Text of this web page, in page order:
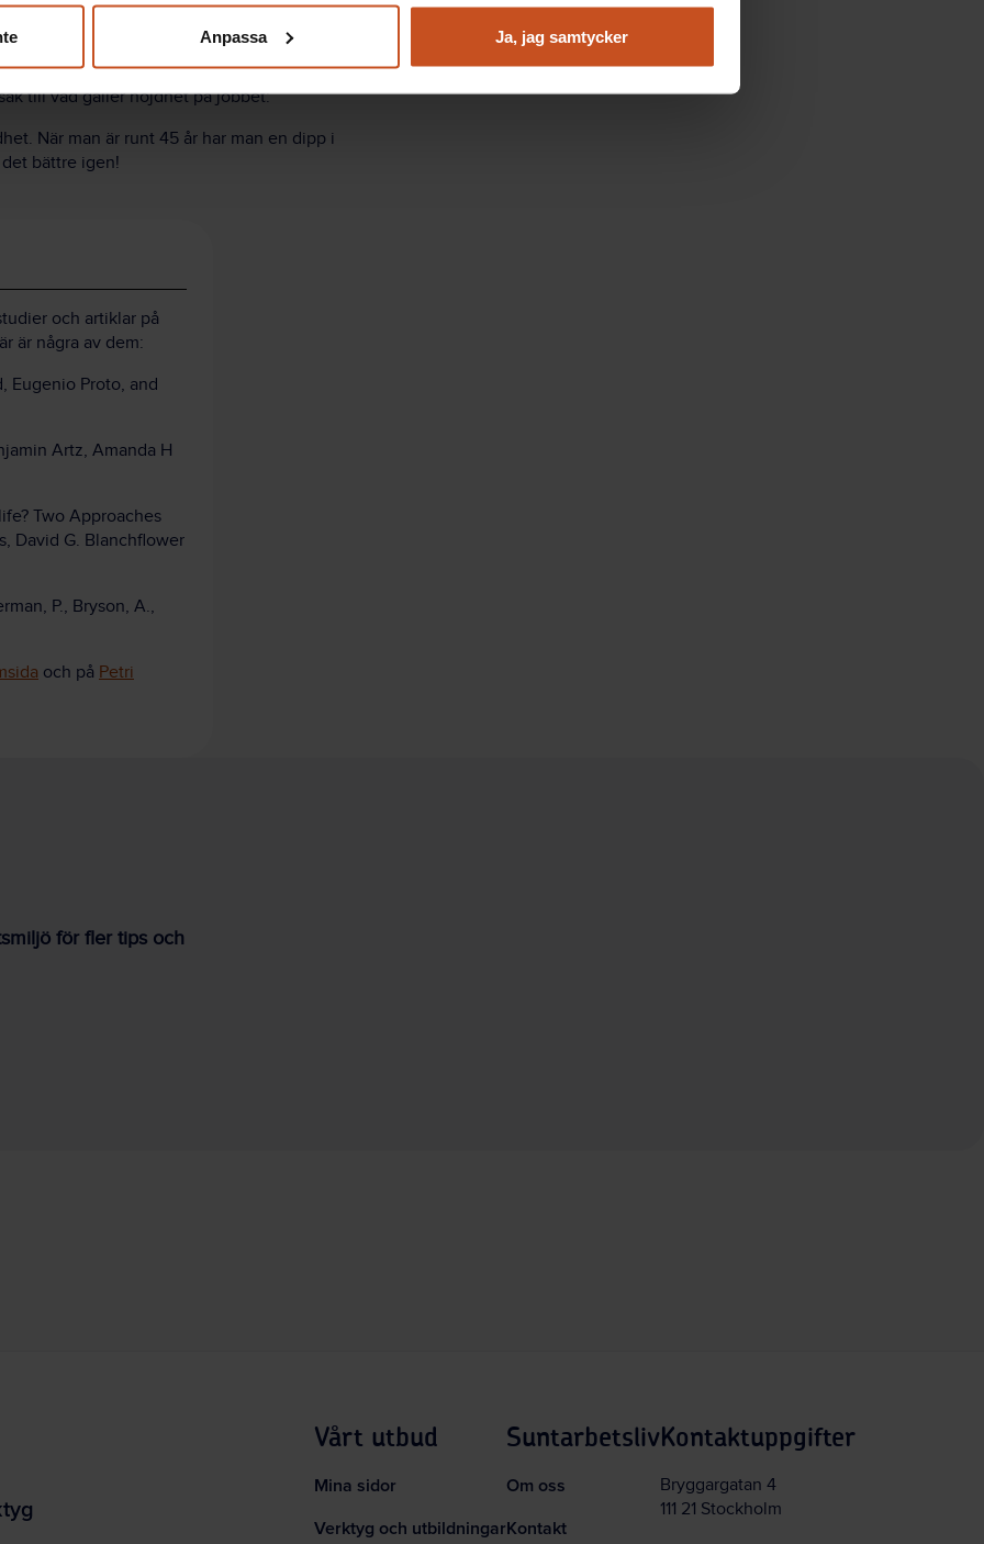
Anpassa Ja, jag samtycker
göra ditt jobb”. Om svaret är ja är det positivt
sig upp inom ett företag under många år har
till vad gäller nöjdhet på jobbet:
När man är runt 45 år har man en dipp i
bättre igen!
och artiklar på
är några av dem:
Eugenio Proto, and
Artz, Amanda H
Two Approaches
David G. Blanchflower
P., Bryson, A.,
och på Petri
för fler tips och
Vårt utbud
Mina sidor
Verktyg och utbildningar
Suntarbetsliv
Om oss
Kontakt
Kontaktuppgifter
Bryggargatan 4
111 21 Stockholm